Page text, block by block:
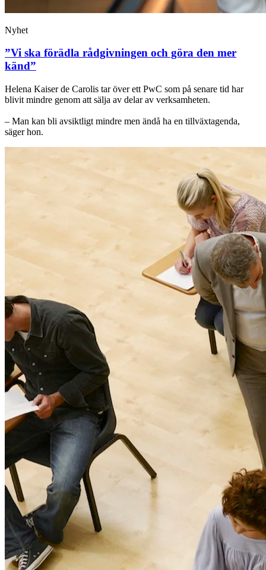
Nyhet
”Vi ska förädla rådgivningen och göra den mer
känd”
Helena Kaiser de Carolis tar över ett PwC som på senare tid har
blivit mindre genom att sälja av delar av verksamheten.
– Man kan bli avsiktligt mindre men ändå ha en tillväxtagenda,
säger hon.